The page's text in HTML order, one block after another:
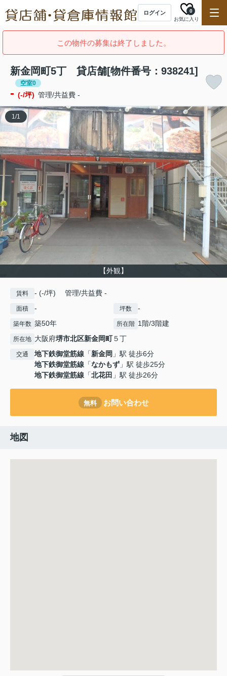
ログイン
お気に入り
0
この物件の募集は終了しました。
新金岡町5丁 貸店舗[物件番号：938241]
空室0
- (-/坪) 管理/共益費 -
【外観】
1/1
賃料 - (-/坪) 管理/共益費 -
面積 - 坪数 -
築年数 築50年 所在階 1階/3階建
所在地 大阪府堺市北区新金岡町５丁
交通 地下鉄御堂筋線 「新金岡 」駅 徒歩6分
地下鉄御堂筋線 「なかもず 」駅 徒歩25分
地下鉄御堂筋線 「北花田 」駅 徒歩26分
無料 お問い合わせ
地図